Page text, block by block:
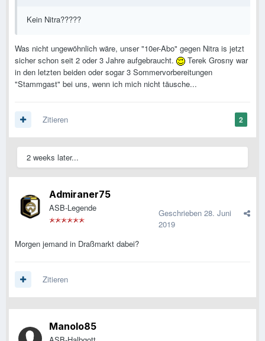
Kein Nitra?????
Was nicht ungewöhnlich wäre, unser "10er-Abo" gegen Nitra is jetzt
sicher schon seit 2 oder 3 Jahre aufgebraucht.
Terek Grosny war
in den letzten beiden oder sogar 3 Sommervorbereitungen
"Stammgast" bei uns, wenn ich mich nicht täusche...
2
Zitieren
2 weeks later...
Admiraner75
ASB-Legende Geschrieben 28. Juni
2019
Morgen jemand in Draßmarkt dabei?
Zitieren
Manolo85